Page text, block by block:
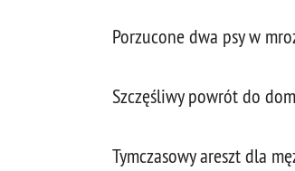
Porzucone dwa psy w
Szczęśliwy powrót do
Tymczasowy areszt dla